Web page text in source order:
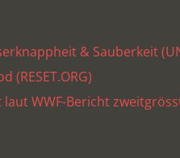
& Sauberkeit
(RESET.ORG)
laut WWF-Bericht